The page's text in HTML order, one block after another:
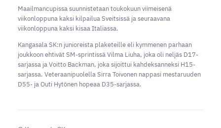
Maailmancupissa suunnistetaan toukokuun viimeisenä
viikonloppuna kaksi kilpailua Sveitsissä ja seuraavana
viikonloppuna kaksi kisaa Italiassa.
Kangasala SK:n junioreista plaketeille eli kymmenen parhaan
joukkoon ehtivät SM-sprintissä Vilma Liuha, joka oli neljäs D17-
sarjassa ja Voitto Backman, joka sijoittui kahdeksanneksi H15-
sarjassa. Veteraanipuolella Sirra Toivonen nappasi mestaruuden
D55- ja Outi Hytönen hopeaa D35-sarjassa.